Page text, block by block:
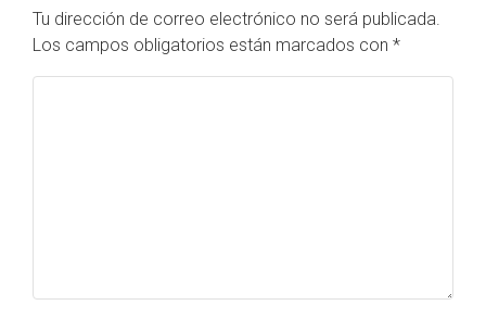
Tu dirección de correo electrónico no será publicada.
Los campos obligatorios están marcados con *